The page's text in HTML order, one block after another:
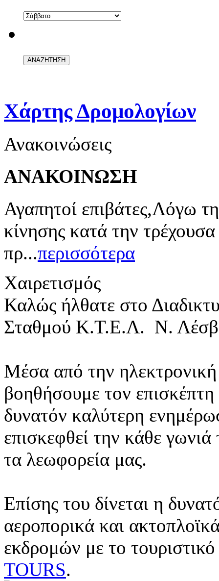
Χάρτης Δρομολογίων
Ανακοινώσεις
ΑΝΑΚΟΙΝΩΣΗ
Αγαπητοί επιβάτες,Λόγω
κίνησης κατά την
πρ...περισσότερα
Χαιρετισμός
Καλώς ήλθατε στο
Σταθμού Κ.Τ.Ε.Λ. Ν.
Μέσα από την ηλεκτρονική
βοηθήσουμε τον
δυνατόν καλύτερη
επισκεφθεί την κάθε
τα λεωφορεία μας.
Επίσης του δίνεται η
αεροπορικά και
εκδρομών με το
TOURS.